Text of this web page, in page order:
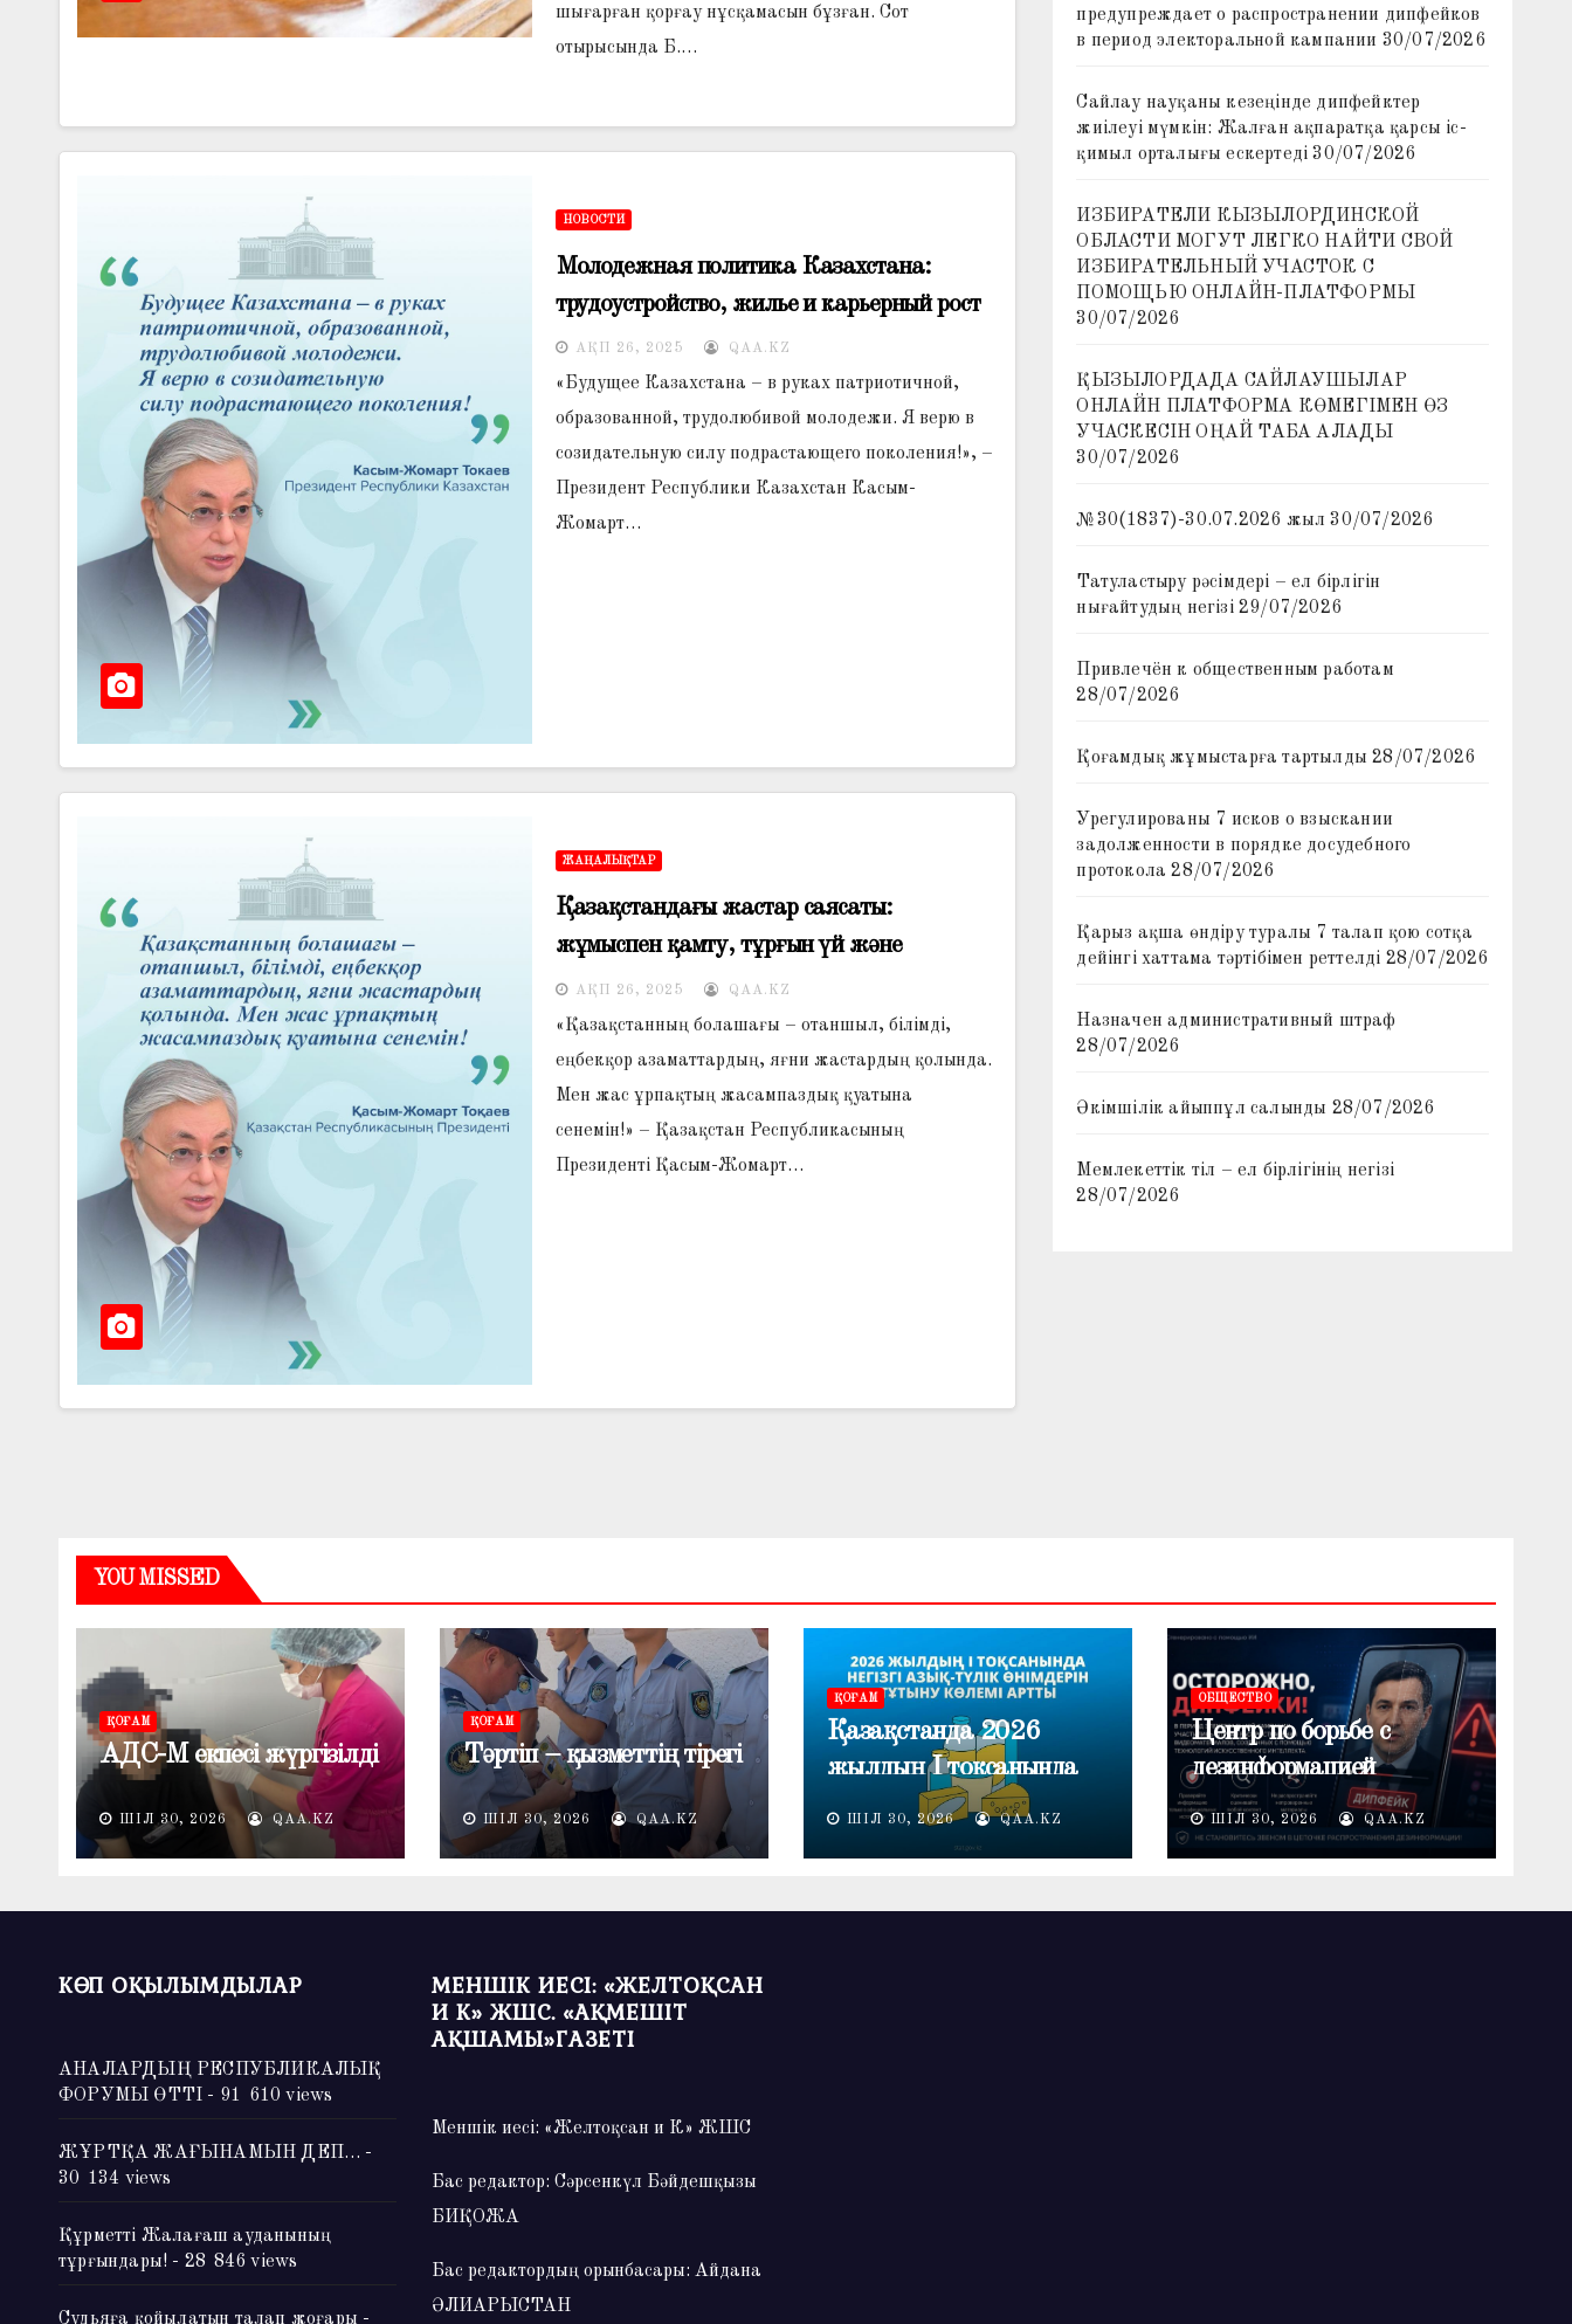
шығарған қорғау нұсқамасын бұзған. Сот
отырысында Б.…
НОВОСТИ
Молодежная политика Казахстана:
трудоустройство, жилье и карьерный рост
АҚП 26, 2025 QAA.KZ
«Будущее Казахстана – в руках патриотичной,
образованной, трудолюбивой молодежи. Я верю в
созидательную силу подрастающего поколения!», –
Президент Республики Казахстан Касым-
Жомарт…
ЖАҢАЛЫҚТАР
Қазақстандағы жастар саясаты:
жұмыспен қамту, тұрғын үй және
қызметте өсу
АҚП 26, 2025 QAA.KZ
«Қазақстанның болашағы – отаншыл, білімді,
еңбекқор азаматтардың, яғни жастардың қолында.
Мен жас ұрпақтың жасампаздық қуатына
сенемін!» – Қазақстан Республикасының
Президенті Қасым-Жомарт…
предупреждает о распространении дипфейков
в период электоральной кампании 30/07/2026
Сайлау науқаны кезеңінде дипфейктер
жиілеуі мүмкін: Жалған ақпаратқа қарсы іс-
қимыл орталығы ескертеді 30/07/2026
ИЗБИРАТЕЛИ КЫЗЫЛОРДИНСКОЙ
ОБЛАСТИ МОГУТ ЛЕГКО НАЙТИ СВОЙ
ИЗБИРАТЕЛЬНЫЙ УЧАСТОК С
ПОМОЩЬЮ ОНЛАЙН-ПЛАТФОРМЫ
30/07/2026
ҚЫЗЫЛОРДАДА САЙЛАУШЫЛАР
ОНЛАЙН ПЛАТФОРМА КӨМЕГІМЕН ӨЗ
УЧАСКЕСІН ОҢАЙ ТАБА АЛАДЫ
30/07/2026
№30(1837)-30.07.2026 жыл 30/07/2026
Татуластыру рәсімдері – ел бірлігін
нығайтудың негізі 29/07/2026
Привлечён к общественным работам
28/07/2026
Қоғамдық жұмыстарға тартылды 28/07/2026
Урегулированы 7 исков о взыскании
задолженности в порядке досудебного
протокола 28/07/2026
Қарыз ақша өндіру туралы 7 талап қою сотқа
дейінгі хаттама тәртібімен реттелді 28/07/2026
Назначен административный штраф
28/07/2026
Әкімшілік айыппұл салынды 28/07/2026
Мемлекеттік тіл – ел бірлігінің негізі
28/07/2026
YOU MISSED
ҚОҒАМ
АДС-М екпесі жүргізілді
ШІЛ 30, 2026 QAA.KZ
ҚОҒАМ
Тәртіп – қызметтің тірегі
ШІЛ 30, 2026 QAA.KZ
ҚОҒАМ
Қазақстанда 2026
жылдың I тоқсанында
негізгі азық-түлік
өнімдерін тұтыну көлемі
ШІЛ 30, 2026 QAA.KZ
ОБЩЕСТВО
Центр по борьбе с
дезинформацией
предупреждает о
распространении
электоральной кампании
ШІЛ 30, 2026 QAA.KZ
КӨП ОҚЫЛЫМДЫЛАР
АНАЛАРДЫҢ РЕСПУБЛИКАЛЫҚ
ФОРУМЫ ӨТТІ - 91 610 views
ЖҰРТҚА ЖАҒЫНАМЫН ДЕП… -
30 134 views
Құрметті Жалағаш ауданының
тұрғындары! - 28 846 views
Судьяға қойылатын талап жоғары -
МЕНШІК ИЕСІ: «ЖЕЛТОҚСАН
И К» ЖШС. «АҚМЕШІТ
АҚШАМЫ»ГАЗЕТІ
Меншік иесі: «Желтоқсан и К» ЖШС
Бас редактор: Сәрсенкүл Бәйдешқызы
БИҚОЖА
Бас редактордың орынбасары: Айдана
ӘЛИАРЫСТАН